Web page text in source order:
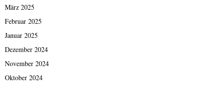
März 2025
Februar 2025
Januar 2025
Dezember 2024
November 2024
Oktober 2024